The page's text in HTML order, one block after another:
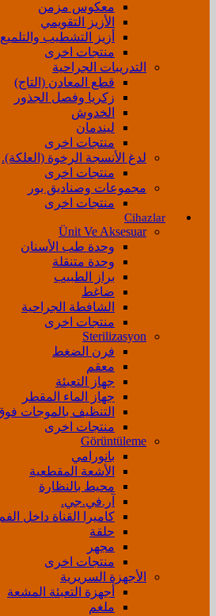
معكوس مزمن
الأزيز التقويمي
أزيز التشطيب والتلميع (12-24
منتجات اخرى
التدريبات الجراحية
قطع المعادن (التاج)
زكريا وفصل الجذور
الخدوش
ليندمان
منتجات اخرى
لدغ الأنسجة الرخوة (العلكة).
منتجات اخرى
مجموعات وصناديق بور
منتجات اخرى
Cihazlar
Ünit Ve Aksesuar
وحدة طب الأسنان
وحدة متنقلة
براز الطبيب
ضاغط
الشافطة الجراحية
منتجات اخرى
Sterilizasyon
فرن الضغط
معقم
جهاز التعبئة
جهاز الماء المقطر
التنظيف بالموجات
منتجات اخرى
Görüntüleme
بانورامي
الأشعة المقطعية
محيط بالنظارة
آر.في.جي.
كاميرا القناة داخل الفم
حلقة
مجهر
منتجات اخرى
الأجهزة السريرية
أجهزة التعبئة المشعة
ملغم